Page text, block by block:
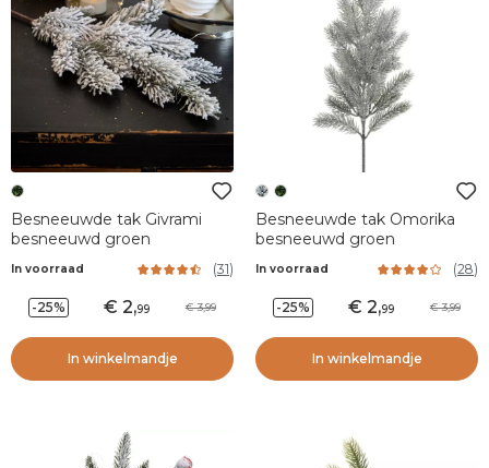
Besneeuwde tak Givrami
besneeuwd groen
In voorraad (31)
-25% 2,99 3,99
In winkelmandje
Besneeuwde tak Omorika
besneeuwd groen
In voorraad (28)
-25% 2,99 3,99
In winkelmandje